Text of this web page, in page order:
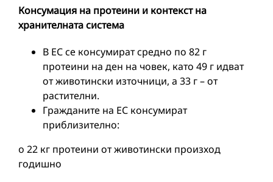
Консумация на протеини и контекст на
хранителната система
В ЕС се консумират средно по 82 г
протеини на ден на човек, като 49 г идват
от животински източници, а 33 г – от
растителни.
Гражданите на ЕС консумират
приблизително:
o 22 кг протеини от животински произход
годишно